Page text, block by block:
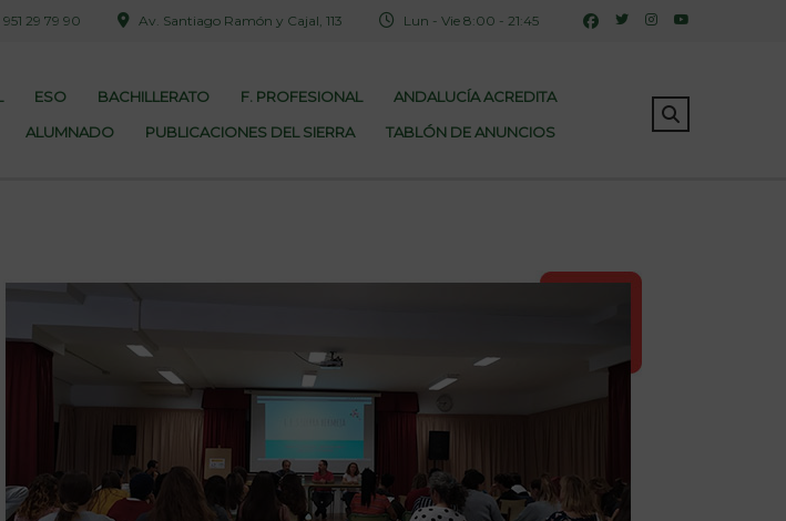
Lun - Vie 8:00 - 21:45
Av. Santiago Ramón y Cajal, 113
951 29 79 90
ESO BACHILLERATO F. PROFESIONAL
ANDALUCÍA ACREDITA
ALUMNADO PUBLICACIONES DEL SIERRA TABLÓN DE ANUNCIOS